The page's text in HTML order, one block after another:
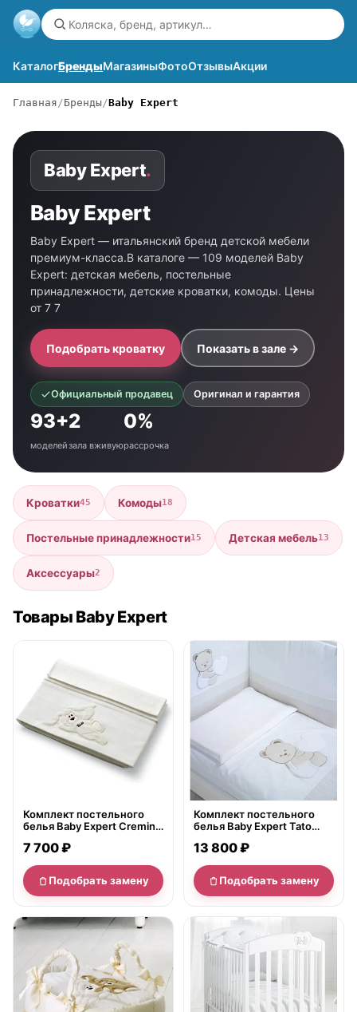
КаталогБрендыМагазиныФотоОтзывыАкции
Главная Бренды Baby Expert
Baby Expert.
Baby Expert
Baby Expert — итальянский бренд детской мебели
премиум-класса.В каталоге — 109 моделей Baby
Expert: детская мебель, постельные
принадлежности, детские кроватки, комоды. Цены
от 7 7
Подобрать кроватку Показать в зале →
Официальный продавец Оригинал и гарантия
93+
моделей
2
зала вживую
0%
рассрочка
Кроватки45 Комоды18
Постельные принадлежности15 Детская мебель13
Аксессуары2
Товары Baby Expert
Комплект постельного
белья Baby Expert Cremino
кроватку, 3 предмета
7 700 ₽
Подобрать замену
нет в продаже
Комплект постельного
белья Baby Expert Tato
кроватку, 4 предмета
13 800 ₽
Подобрать замену
нет в продаже нет в продаже